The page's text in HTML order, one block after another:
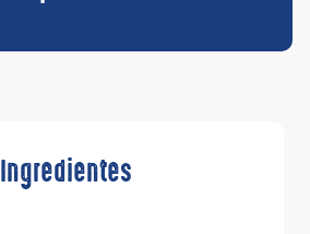
Ingredientes